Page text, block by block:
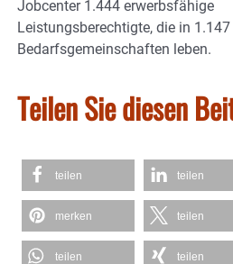
Jobcenter 1.444 erwerbsfähige
Leistungsberechtigte, die in
Bedarfsgemeinschaften leben.
Teilen Sie diesen
teilen teilen
merken teilen
teilen teilen